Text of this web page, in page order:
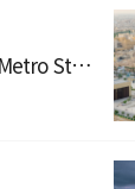
Qasr AlHokm Metro Station, 구도심과 현대 공공 인프라의 접점을 제안하다